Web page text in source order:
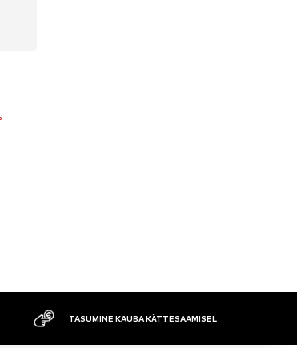
46
TASUMINE KAUBA KÄTTESAAMISEL